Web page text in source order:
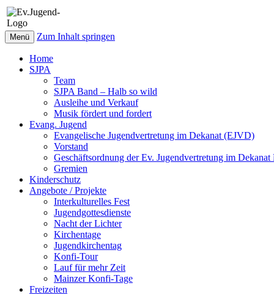
Menü Zum Inhalt springen
Home
SJPA
Team
SJPA Band – Halb so wild
Ausleihe und Verkauf
Musik fördert und fordert
Evang. Jugend
Evangelische Jugendvertretung im Dekanat (EJVD)
Vorstand
Geschäftsordnung der Ev. Jugendvertretung im
Gremien
Kinderschutz
Angebote / Projekte
Interkulturelles Fest
Jugendgottesdienste
Nacht der Lichter
Kirchentage
Jugendkirchentag
Konfi-Tour
Lauf für mehr Zeit
Mainzer Konfi-Tage
Freizeiten